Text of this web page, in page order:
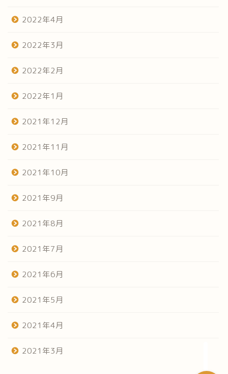
2022年4月
2022年3月
2022年2月
2022年1月
2021年12月
2021年11月
2021年10月
2021年9月
2021年8月
2021年7月
2021年6月
2021年5月
2021年4月
2021年3月